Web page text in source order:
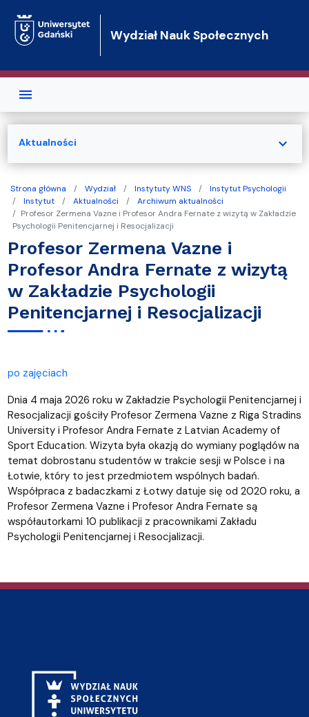
Wydział Nauk Społecznych
Strona główna Wydział Instytuty WNS
Instytut Psychologii
Instytut
Aktualności
Archiwum aktualności
Profesor Zermena Vazne i Profesor Andra Fernate z wizytą w Zakładzie
Psychologii Penitencjarnej i Resocjalizacji
Profesor Zermena Vazne i
Profesor Andra Fernate z wizytą
w Zakładzie Psychologii
Penitencjarnej i Resocjalizacji
po zajęciach
Dnia 4 maja 2026 roku w Zakładzie Psychologii Penitencjarnej i
Resocjalizacji gościły Profesor Zermena Vazne z Riga Stradins
University i Profesor Andra Fernate z Latvian Academy of
Sport Education. Wizyta była okazją do wymiany poglądów na
temat dobrostanu studentów w trakcie sesji w Polsce i na
Łotwie, który to jest przedmiotem wspólnych badań.
Współpraca z badaczkami z Łotwy datuje się od 2020 roku, a
Profesor Zermena Vazne i Profesor Andra Fernate są
współautorkami 10 publikacji z pracownikami Zakładu
Psychologii Penitencjarnej i Resocjalizacji.
Aktualności expand_more